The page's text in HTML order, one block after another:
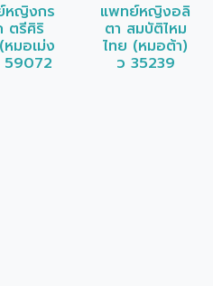
หญิงกร
ตรีศิริ
มอเม่ง
แพทย์หญิงอลิ
ตา สมบัติไหม
ไทย (หมอต้า)
ว 35239